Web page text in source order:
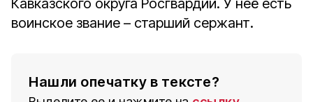
Кавказского округа Росгвардии. У неё есть
воинское звание – старший сержант.
Нашли опечатку в тексте?